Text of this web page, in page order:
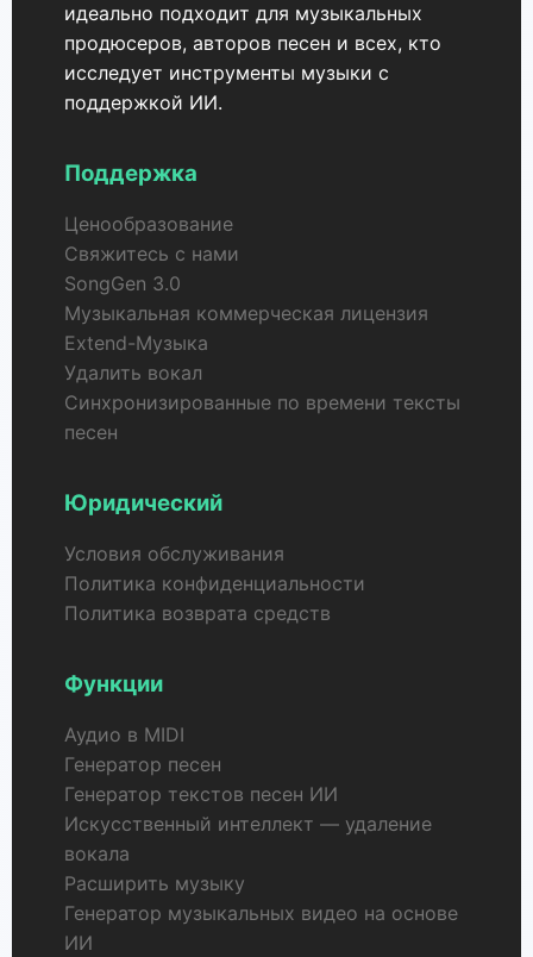
идеально подходит для музыкальных
продюсеров, авторов песен и всех, кто
исследует инструменты музыки с
поддержкой ИИ.
Поддержка
Ценообразование
Свяжитесь с нами
SongGen 3.0
Музыкальная коммерческая лицензия
Extend-Музыка
Удалить вокал
Синхронизированные по времени тексты
песен
Юридический
Условия обслуживания
Политика конфиденциальности
Политика возврата средств
Функции
Аудио в MIDI
Генератор песен
Генератор текстов песен ИИ
Искусственный интеллект — удаление
вокала
Расширить музыку
Генератор музыкальных видео на основе
ИИ